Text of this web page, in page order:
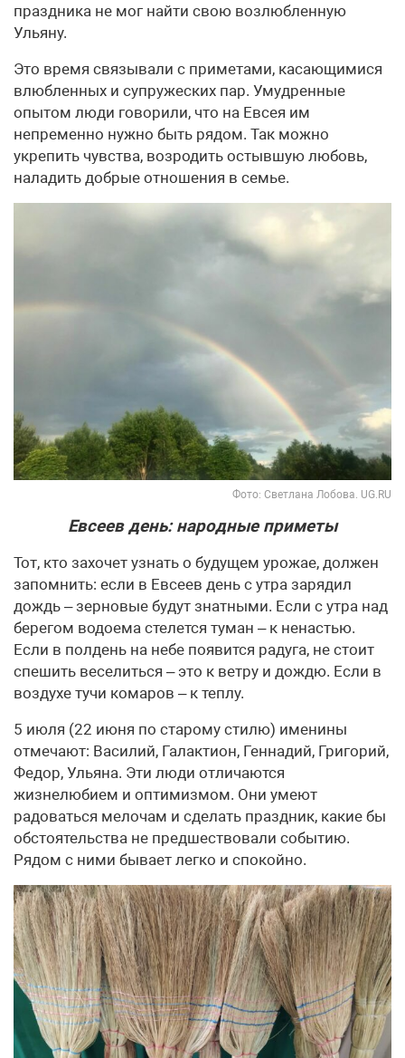
праздника не мог найти свою возлюбленную
Ульяну.
Это время связывали с приметами, касающимися
влюбленных и супружеских пар. Умудренные
опытом люди говорили, что на Евсея им
непременно нужно быть рядом. Так можно
укрепить чувства, возродить остывшую любовь,
наладить добрые отношения в семье.
Фото: Светлана Лобова. UG.RU
Евсеев день: народные приметы
Тот, кто захочет узнать о будущем урожае, должен
запомнить: если в Евсеев день с утра зарядил
дождь – зерновые будут знатными. Если с утра над
берегом водоема стелется туман – к ненастью.
Если в полдень на небе появится радуга, не стоит
спешить веселиться – это к ветру и дождю. Если в
воздухе тучи комаров – к теплу.
5 июля (22 июня по старому стилю) именины
отмечают: Василий, Галактион, Геннадий, Григорий,
Федор, Ульяна. Эти люди отличаются
жизнелюбием и оптимизмом. Они умеют
радоваться мелочам и сделать праздник, какие бы
обстоятельства не предшествовали событию.
Рядом с ними бывает легко и спокойно.